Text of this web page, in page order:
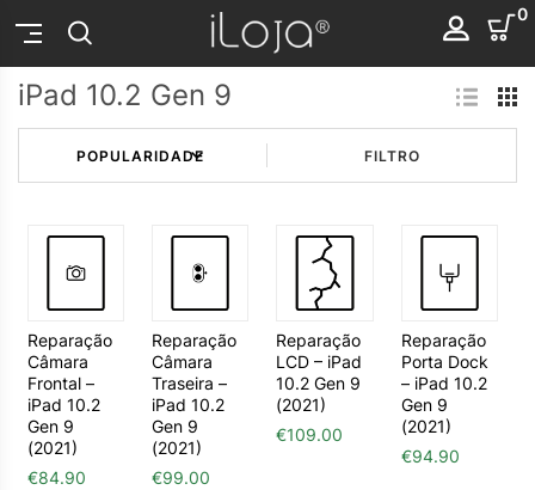
0
iPad 10.2 Gen 9
FILTRO
Reparação
Câmara
Frontal –
iPad 10.2
Gen 9
(2021)
€84.90
Reparação
Câmara
Traseira –
iPad 10.2
Gen 9
(2021)
€99.00
Reparação
LCD – iPad
10.2 Gen 9
(2021)
€109.00
Reparação
Porta Dock
– iPad 10.2
Gen 9
(2021)
€94.90